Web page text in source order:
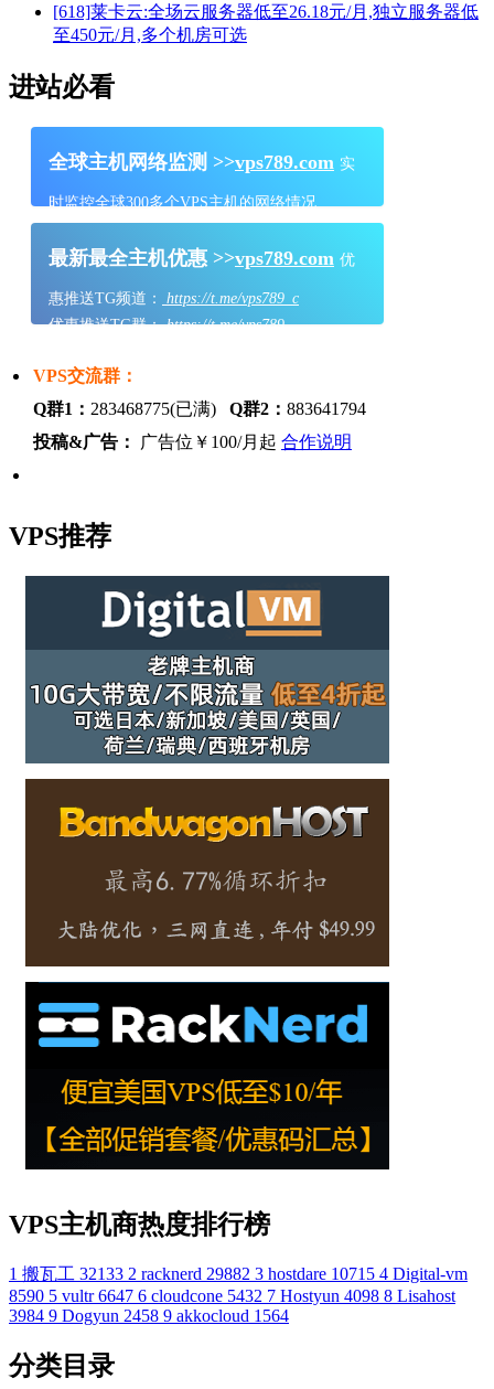
[618]莱卡云:全场云服务器低至26.18元/月,独立服务器低
至450元/月,多个机房可选
进站必看
全球主机网络监测 >>vps789.com 实
时监控全球300多个VPS主机的网络情况
最新最全主机优惠 >>vps789.com 优
惠推送TG频道：
https://t.me/vps789_c
优惠推送TG群：https://t.me/vps789
VPS交流群：
Q群1： 283468775(已满) Q群2： 883641794
投稿&广告：
广告位￥100/月起 合作说明
VPS推荐
VPS主机商热度排行榜
1 搬瓦工 32133 2 racknerd 29882 3 hostdare 10715 4 Digital-vm
8590 5 vultr 6647 6 cloudcone 5432 7 Hostyun 4098 8 Lisahost
3984 9 Dogyun 2458 9 akkocloud 1564
分类目录